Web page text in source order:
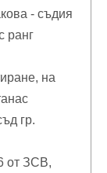
- съдия
ранг
на
гр.
от ЗСВ,